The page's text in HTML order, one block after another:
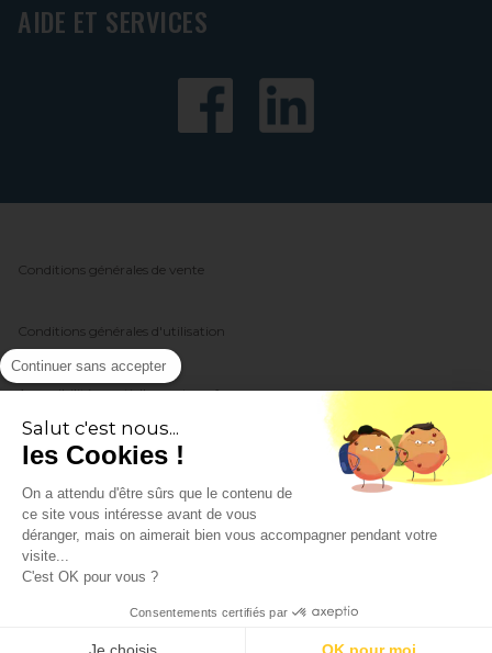
AIDE ET SERVICES
Conditions générales de vente
Conditions générales d'utilisation
Accessibilité : partiellement conforme
Politique de protection des données
Politique de gestion des cookies
Mentions légales
Groupe Picoty
Continuer sans accepter
Salut c'est nous...
les Cookies !
On a attendu d'être sûrs que le contenu de
ce site vous intéresse avant de vous
déranger, mais on aimerait bien vous accompagner pendant votre
visite...
C'est OK pour vous ?
Consentements certifiés par